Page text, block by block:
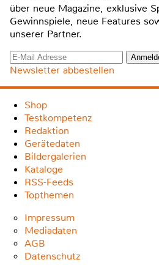
über neue Magazine, exklusive
Gewinnspiele, neue Features
unserer Partner.
Newsletter abbestellen
Shop
Testkompetenz
Redaktion
Gerätedaten
Bildergalerien
Kataloge
RSS-Feeds
Topthemen
Impressum
Mediadaten
AGB
Datenschutz